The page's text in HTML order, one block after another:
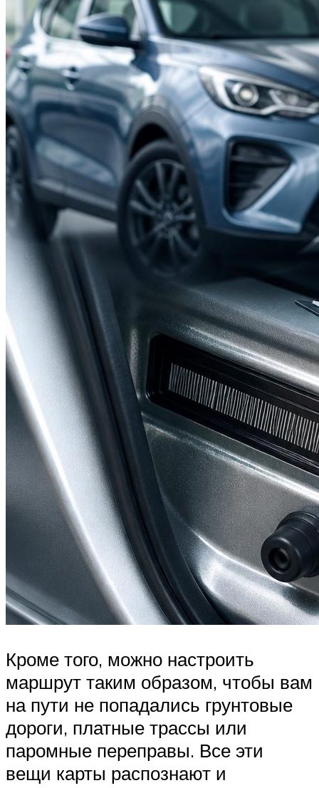
Кроме того, можно настроить
маршрут таким образом, чтобы вам
на пути не попадались грунтовые
дороги, платные трассы или
паромные переправы. Все эти
вещи карты распознают и